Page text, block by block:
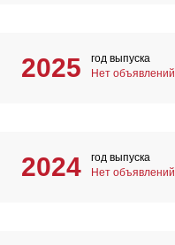
2025
год выпуска
Нет объявлений
2024
год выпуска
Нет объявлений